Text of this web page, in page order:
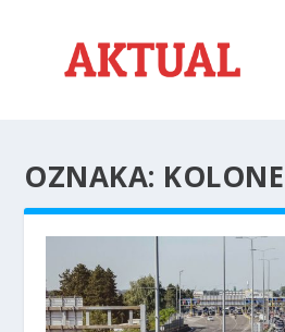
OZNAKA: KOLONE